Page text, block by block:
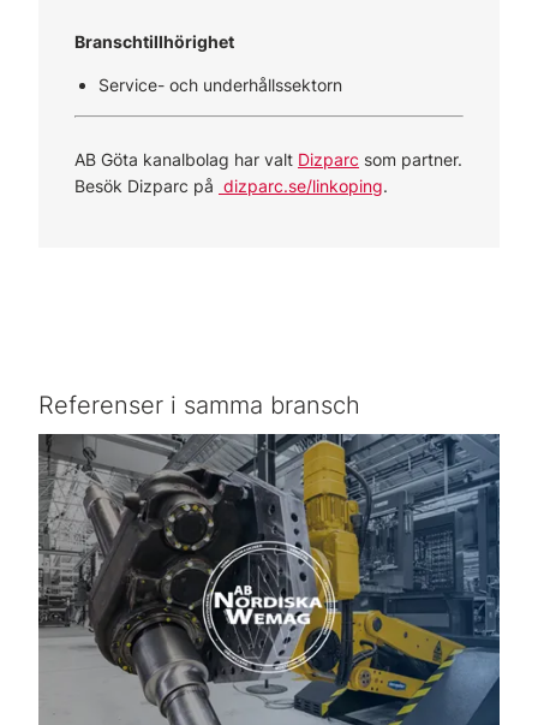
Branschtillhörighet
Service- och underhållssektorn
AB Göta kanalbolag har valt Dizparc som partner.
Besök Dizparc på dizparc.se/linkoping.
Referenser i samma bransch